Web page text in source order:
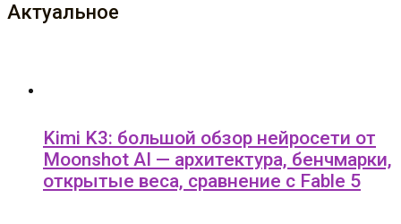
Актуальное
Kimi K3: большой обзор нейросети от
Moonshot AI — архитектура, бенчмарки,
открытые веса, сравнение с Fable 5